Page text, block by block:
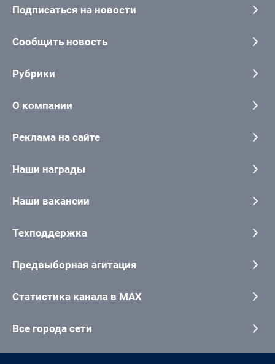
Подписаться на новости
Сообщить новость
Рубрики
О компании
Реклама на сайте
Наши награды
Наши вакансии
Техподдержка
Предвыборная агитация
Статистика канала в MAX
Все города сети